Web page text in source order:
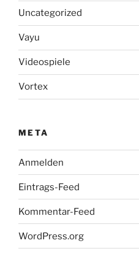
Uncategorized
Vayu
Videospiele
Vortex
META
Anmelden
Eintrags-Feed
Kommentar-Feed
WordPress.org